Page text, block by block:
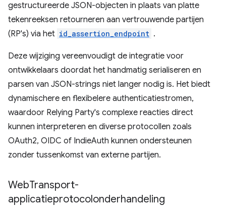
gestructureerde JSON-objecten in plaats van platte
tekenreeksen retourneren aan vertrouwende partijen
(RP's) via het id_assertion_endpoint .
Deze wijziging vereenvoudigt de integratie voor
ontwikkelaars doordat het handmatig serialiseren en
parsen van JSON-strings niet langer nodig is. Het biedt
dynamischere en flexibelere authenticatiestromen,
waardoor Relying Party's complexe reacties direct
kunnen interpreteren en diverse protocollen zoals
OAuth2, OIDC of IndieAuth kunnen ondersteunen
zonder tussenkomst van externe partijen.
WebTransport-
applicatieprotocolonderhandeling